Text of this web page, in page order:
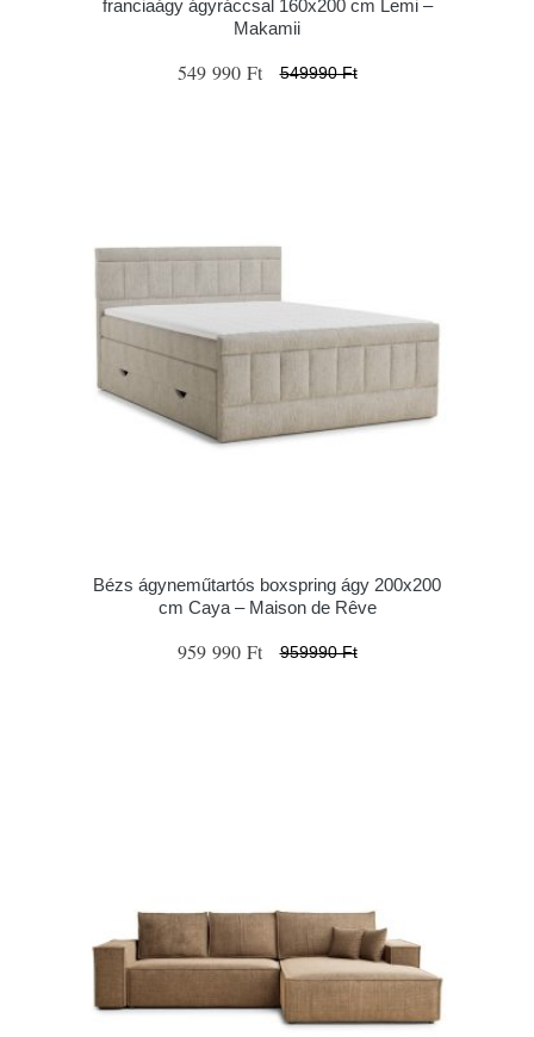
franciaágy ágyráccsal 160x200 cm Lemi –
Makamii
549 990 Ft 549990 Ft
Bézs ágyneműtartós boxspring ágy 200x200
cm Caya – Maison de Rêve
959 990 Ft 959990 Ft